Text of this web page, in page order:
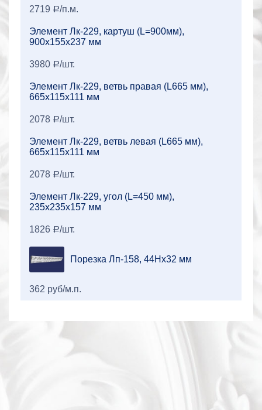
2719 a/п.м.
Элемент Лк-229, картуш (L=900мм),
900х155х237 мм
3980 a/шт.
Элемент Лк-229, ветвь правая (L665 мм),
665х115х111 мм
2078 a/шт.
Элемент Лк-229, ветвь левая (L665 мм),
665х115х111 мм
2078 a/шт.
Элемент Лк-229, угол (L=450 мм),
235х235х157 мм
1826 a/шт.
Порезка Лп-158, 44Нх32 мм
362 руб/м.п.